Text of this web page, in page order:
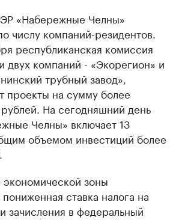
«Набережные Челны»
числу компаний-резидентов.
республиканская комиссия
двух компаний - «Экорегион» и
трубный завод»,
проекты на сумму более
На сегодняшний день
Челны» включает 13
объемом инвестиций более
экономической зоны
ставка налога на
зачисления в федеральный